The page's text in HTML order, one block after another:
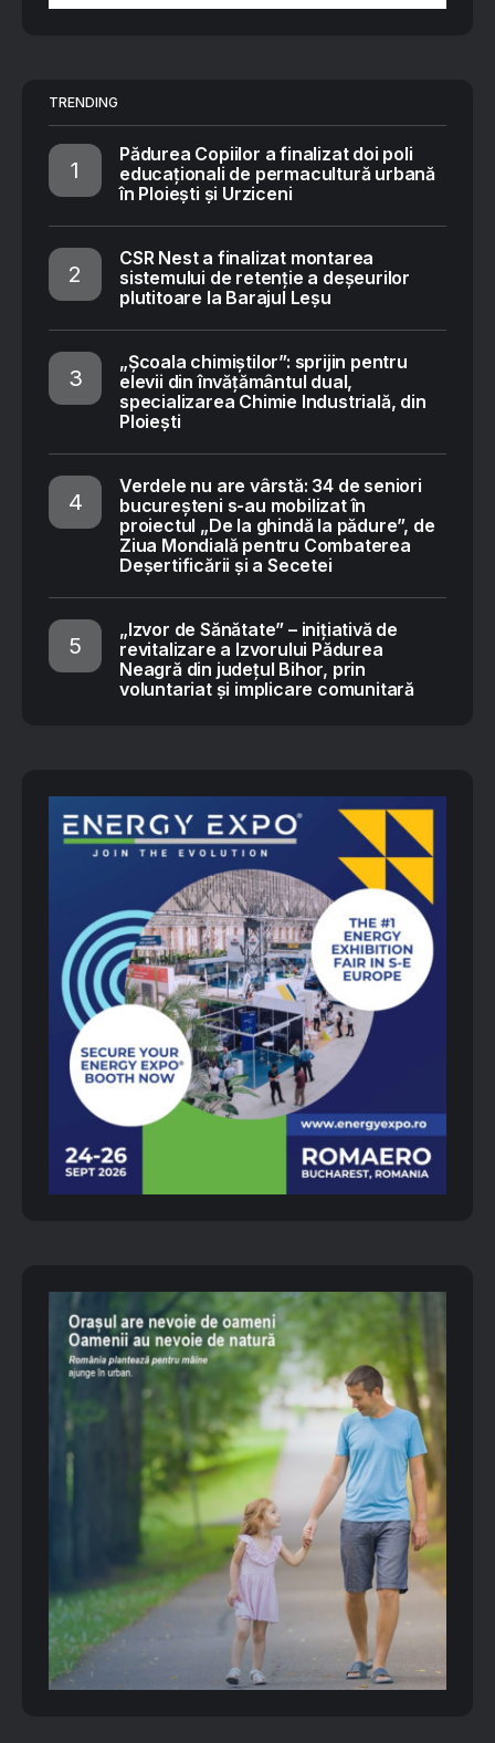
TRENDING
Pădurea Copiilor a finalizat doi poli
educaționali de permacultură urbană
în Ploiești și Urziceni
CSR Nest a finalizat montarea
sistemului de retenție a deșeurilor
plutitoare la Barajul Leșu
„Școala chimiștilor”: sprijin pentru
elevii din învățământul dual,
specializarea Chimie Industrială, din
Ploiești
Verdele nu are vârstă: 34 de seniori
bucureșteni s-au mobilizat în
proiectul „De la ghindă la pădure”, de
Ziua Mondială pentru Combaterea
Deșertificării și a Secetei
„Izvor de Sănătate” – inițiativă de
revitalizare a Izvorului Pădurea
Neagră din județul Bihor, prin
voluntariat și implicare comunitară